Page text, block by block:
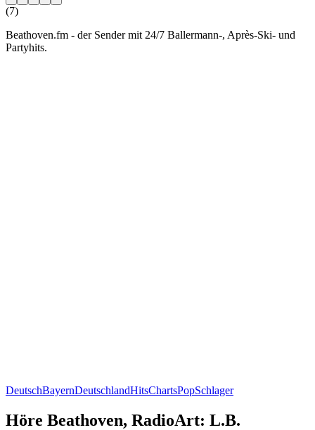
(7)
Beathoven.fm - der Sender mit 24/7 Ballermann-, Après-Ski- und
Partyhits.
DeutschBayernDeutschlandHitsChartsPopSchlager
Höre Beathoven, RadioArt: L.B.